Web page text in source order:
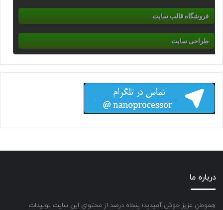
فروشگاه قالب سایت
طراحی سایت
درباره ما
هموطن عزیز خوش آمیدید؛ پنجاه درصد از محتوای این سایت تولیدات